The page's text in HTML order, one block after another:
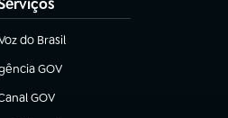
do Brasil
em nova aba)
GOV
em nova aba)
GOV
em nova aba)